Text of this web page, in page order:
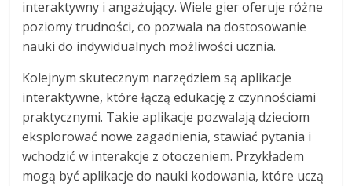
interaktywny i angażujący. Wiele gier oferuje różne
poziomy trudności, co pozwala na dostosowanie
nauki do indywidualnych możliwości ucznia.
Kolejnym skutecznym narzędziem są aplikacje
interaktywne, które łączą edukację z czynnościami
praktycznymi. Takie aplikacje pozwalają dzieciom
eksplorować nowe zagadnienia, stawiać pytania i
wchodzić w interakcje z otoczeniem. Przykładem
mogą być aplikacje do nauki kodowania, które uczą